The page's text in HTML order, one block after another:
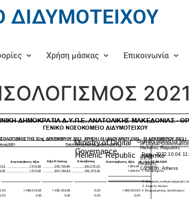
ΔΙΔΥΜΟΤΕΙΧΟΥ
Χρήση μάσκας Επικοινωνία
2021